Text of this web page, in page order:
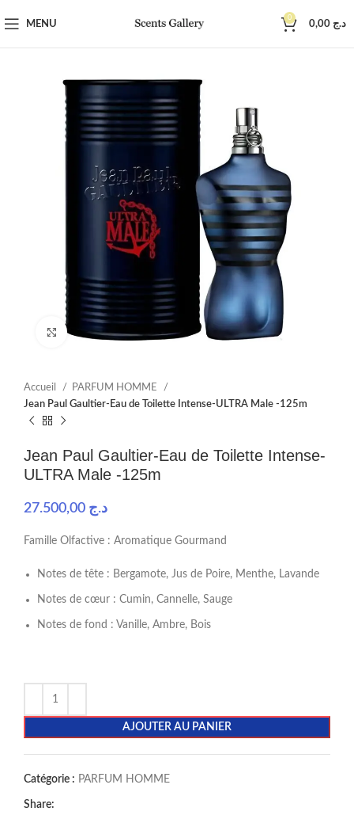
MENU
0
د.ج
Click to enlarge
Accueil
PARFUM HOMME
Jean Paul Gaultier-Eau de Toilette Intense-ULTRA Male -125m
Jean Paul Gaultier-Eau de Toilette Intense-
ULTRA Male -125m
د.ج
Famille Olfactive : Aromatique Gourmand
Notes de tête : Bergamote, Jus de Poire, Menthe, Lavande
Notes de cœur : Cumin, Cannelle, Sauge
Notes de fond : Vanille, Ambre, Bois
AJOUTER AU PANIER
Catégorie : PARFUM HOMME
Share: